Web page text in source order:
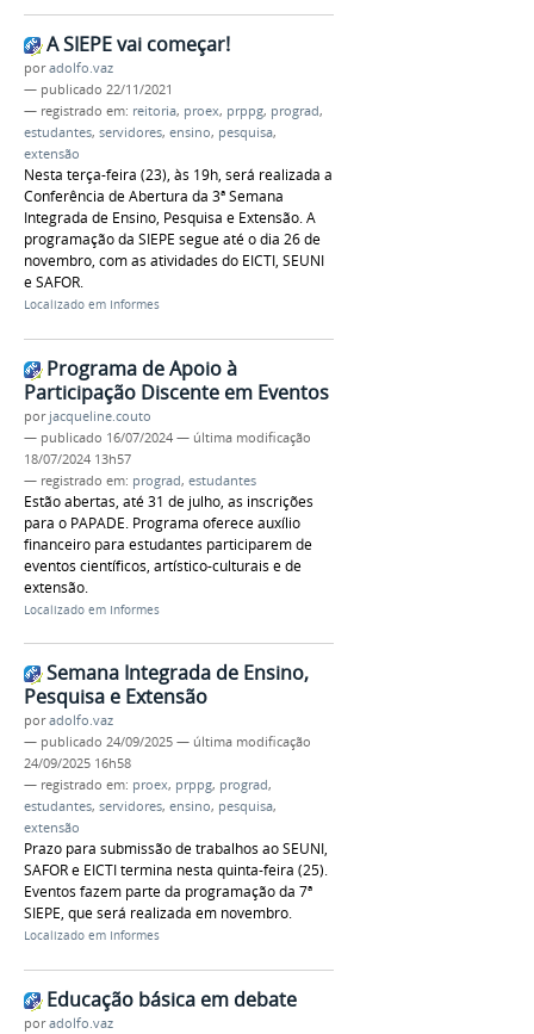
A SIEPE vai começar!
poradolfo.vaz
— publicado 22/11/2021
— registrado em: reitoria, proex, prppg, prograd,
estudantes, servidores, ensino, pesquisa,
extensão
Nesta terça-feira (23), às 19h, será realizada a
Conferência de Abertura da 3ª Semana
Integrada de Ensino, Pesquisa e Extensão. A
programação da SIEPE segue até o dia 26 de
novembro, com as atividades do EICTI, SEUNI
e SAFOR.
Localizado em Informes
Programa de Apoio à
Participação Discente em Eventos
por jacqueline.couto
— publicado 16/07/2024 — última modificação
18/07/2024 13h57
— registrado em: prograd, estudantes
Estão abertas, até 31 de julho, as inscrições
para o PAPADE. Programa oferece auxílio
financeiro para estudantes participarem de
eventos científicos, artístico-culturais e de
extensão.
Localizado em Informes
Semana Integrada de Ensino,
Pesquisa e Extensão
poradolfo.vaz
— publicado 24/09/2025 — última modificação
24/09/2025 16h58
— registrado em: proex, prppg, prograd,
estudantes, servidores, ensino, pesquisa,
extensão
Prazo para submissão de trabalhos ao SEUNI,
SAFOR e EICTI termina nesta quinta-feira (25).
Eventos fazem parte da programação da 7ª
SIEPE, que será realizada em novembro.
Localizado em Informes
Educação básica em debate
poradolfo.vaz